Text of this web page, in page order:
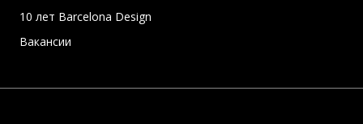
10 лет Barcelona Design
Вакансии